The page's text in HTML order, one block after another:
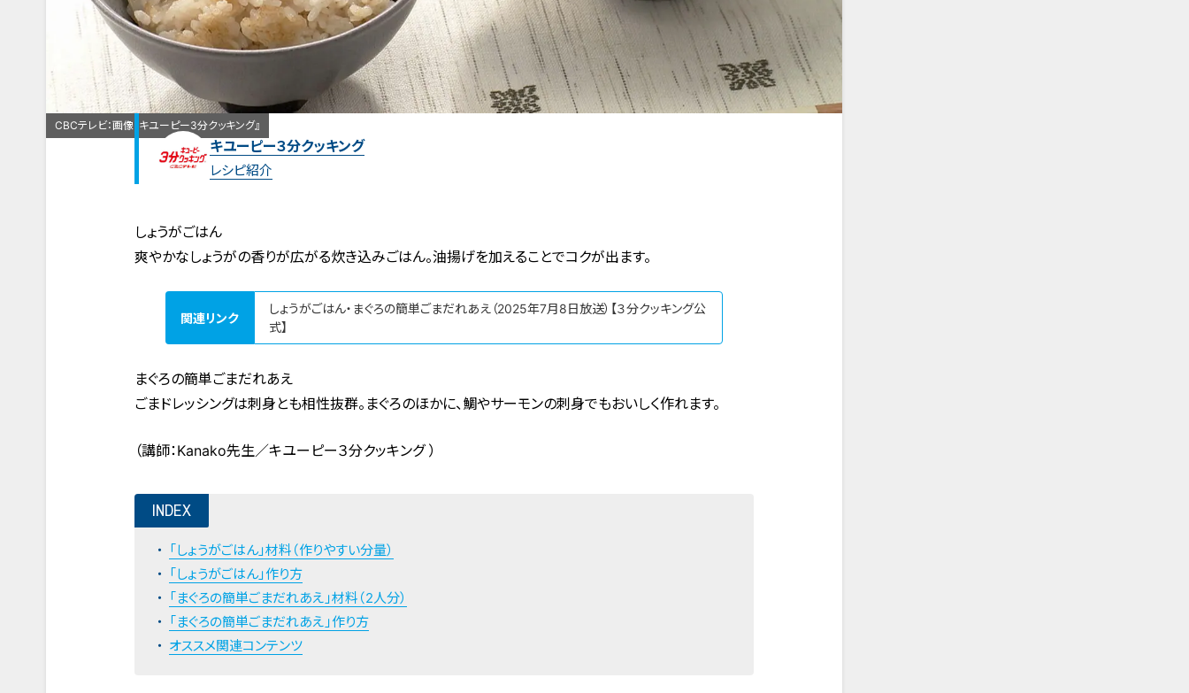
CBCテレビ：画像『キユーピー3分クッキング』
キユーピー３分クッキング
レシピ紹介
しょうがごはん
爽やかなしょうがの香りが広がる炊き込みごはん。油揚げを加えることでコクが出ます。
関連リンク
しょうがごはん・まぐろの簡単ごまだれあえ（2025年7月8日放送）【３分クッキング公
式】
まぐろの簡単ごまだれあえ
ごまドレッシングは刺身とも相性抜群。まぐろのほかに、鯛やサーモンの刺身でもおいしく作れます。
（講師：Kanako先生／キユーピー３分クッキング ）
INDEX
「しょうがごはん」材料（作りやすい分量）
「しょうがごはん」作り方
「まぐろの簡単ごまだれあえ」材料（2人分）
「まぐろの簡単ごまだれあえ」作り方
オススメ関連コンテンツ